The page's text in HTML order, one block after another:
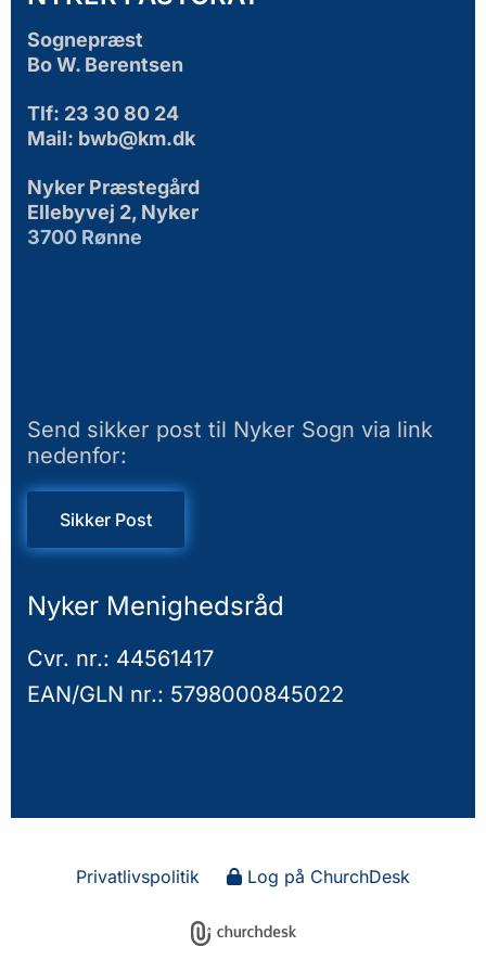
Sognepræst
Bo W. Berentsen
Tlf: 23 30 80 24
Mail: bwb@km.dk
Nyker Præstegård
Ellebyvej 2, Nyker
3700 Rønne
Send sikker post til Nyker Sogn via link
nedenfor:
Sikker Post
Nyker Menighedsråd
Cvr. nr.: 44561417
EAN/GLN nr.: 5798000845022
Privatlivspolitik Log på ChurchDesk